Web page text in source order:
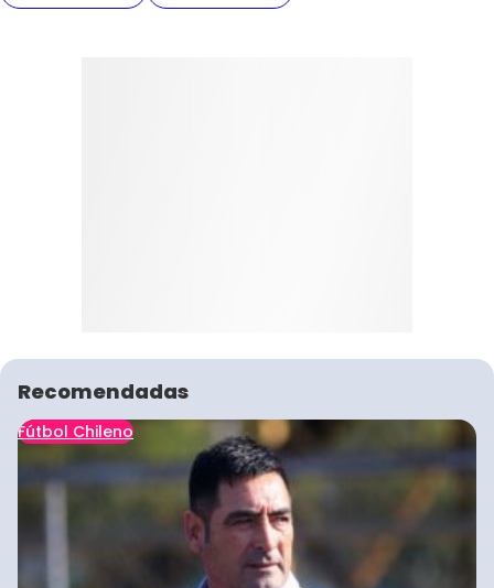
Recomendadas
Fútbol Chileno